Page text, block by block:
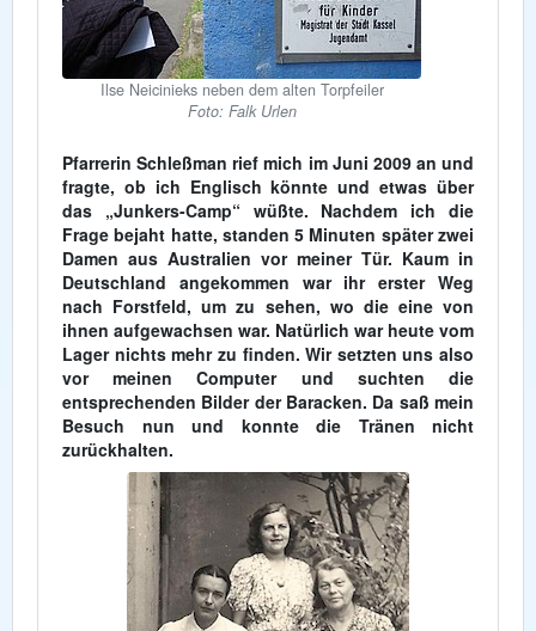
Ilse Neicinieks neben dem alten Torpfeiler
Foto: Falk Urlen
Pfarrerin Schleßman rief mich im Juni 2009 an und
fragte, ob ich Englisch könnte und etwas über
das „Junkers-Camp“ wüßte. Nachdem ich die
Frage bejaht hatte, standen 5 Minuten später zwei
Damen aus Australien vor meiner Tür. Kaum in
Deutschland angekommen war ihr erster Weg
nach Forstfeld, um zu sehen, wo die eine von
ihnen aufgewachsen war. Natürlich war heute vom
Lager nichts mehr zu finden. Wir setzten uns also
vor meinen Computer und suchten die
entsprechenden Bilder der Baracken. Da saß mein
Besuch nun und konnte die Tränen nicht
zurückhalten.